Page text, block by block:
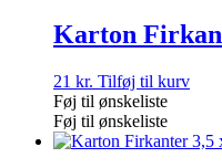
Karton
21 kr. Tilføj til kurv
Føj til ønskeliste
Føj til ønskeliste